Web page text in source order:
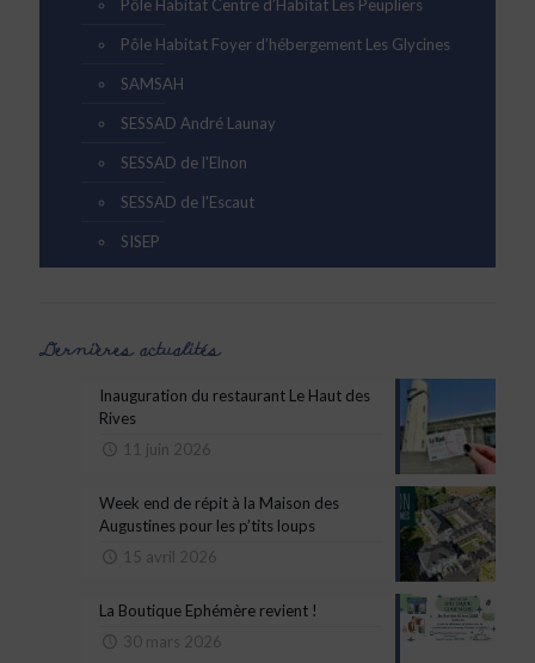
Pôle Habitat Centre d’Habitat Les Peupliers
Pôle Habitat Foyer d’hébergement Les Glycines
SAMSAH
SESSAD André Launay
SESSAD de l'Elnon
SESSAD de l'Escaut
SISEP
Dernières actualités
Inauguration du restaurant Le Haut des
Rives
11 juin 2026
Week end de répit à la Maison des
Augustines pour les p’tits loups
15 avril 2026
La Boutique Ephémère revient !
30 mars 2026